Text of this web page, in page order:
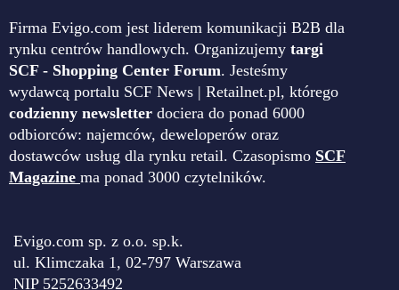
Firma Evigo.com jest liderem komunikacji B2B dla
rynku centrów handlowych. Organizujemy targi
SCF - Shopping Center Forum. Jesteśmy
wydawcą portalu SCF News | Retailnet.pl, którego
codzienny newsletter dociera do ponad 6000
odbiorców: najemców, deweloperów oraz
dostawców usług dla rynku retail. Czasopismo SCF
Magazine ma ponad 3000 czytelników.
Evigo.com sp. z o.o. sp.k.
ul. Klimczaka 1, 02-797 Warszawa
NIP 5252633492